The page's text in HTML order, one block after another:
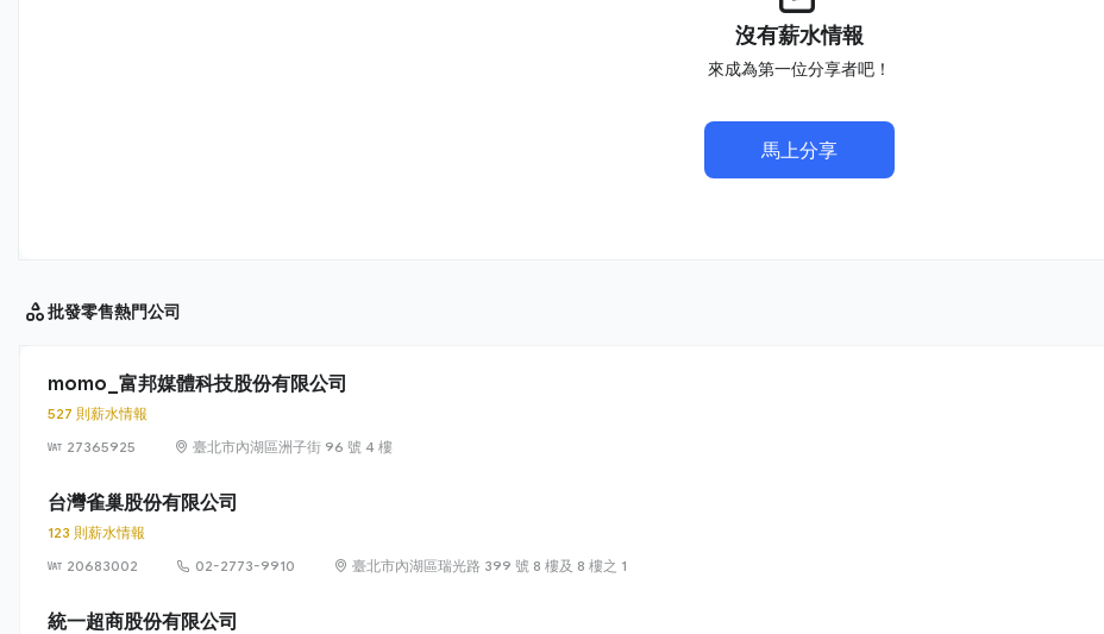
沒有薪水情報
來成為第一位分享者吧！
馬上分享
批發零售熱門公司
momo_富邦媒體科技股份有限公司
527 則薪水情報
27365925
臺北市內湖區洲子街 96 號 4 樓
台灣雀巢股份有限公司
123 則薪水情報
20683002
02-2773-9910 臺北市內湖區瑞光路 399 號 8 樓及 8 樓之 1
統一超商股份有限公司